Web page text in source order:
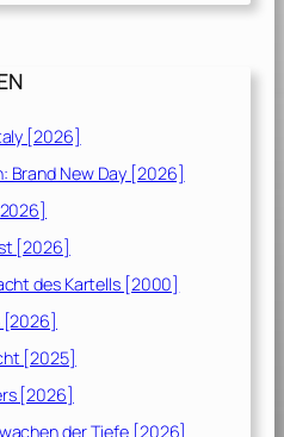
[2026]
Brand New Day [2026]
[2026]
des Kartells [2000]
[2025]
[2026]
der Tiefe [2026]